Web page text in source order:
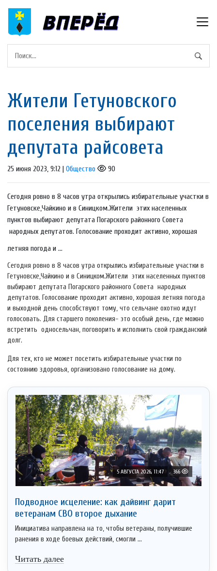
Жители Гетуновского
поселения выбирают
депутата райсовета
25 июня 2023, 9:12 | Общество 90
Сегодня ровно в 8 часов утра открылись избирательные участки в
Гетуновске,Чайкино и в Синицком.Жители этих населенных
пунктов выбирают депутата Погарского районного Совета
народных депутатов. Голосование проходит активно, хорошая
летняя погода и ...
Сегодня ровно в 8 часов утра открылись избирательные участки в
Гетуновске,Чайкино и в Синицком.Жители этих населенных пунктов
выбирают депутата Погарского районного Совета народных
депутатов. Голосование проходит активно, хорошая летняя погода
и выходной день способствуют тому, что сельчане охотно идут
голосовать. Для старшего поколения- это особый день, где можно
встретить односельчан, поговорить и исполнить свой гражданский
долг.
Для тех, кто не может посетить избирательные участки по
состоянию здоровья, организовано голосование на дому.
5 АВГУСТА 2026, 11:47 366
Подводное исцеление: как дайвинг дарит
ветеранам СВО второе дыхание
Инициатива направлена на то, чтобы ветераны, получившие
ранения в ходе боевых действий, смогли ...
Читать далее